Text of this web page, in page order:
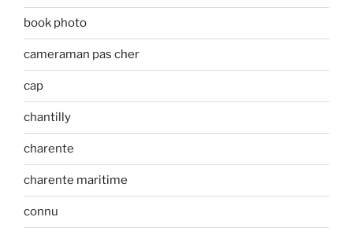
book photo
cameraman pas cher
cap
chantilly
charente
charente maritime
connu